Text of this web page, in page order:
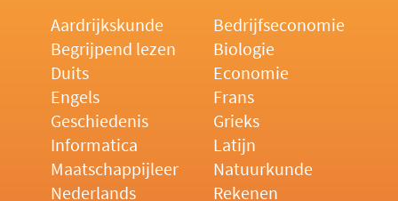
Aardrijkskunde
Bedrijfseconomie
Begrijpend lezen
Biologie
Duits
Economie
Engels
Frans
Geschiedenis
Grieks
Informatica
Latijn
Maatschappijleer
Natuurkunde
Nederlands
Rekenen